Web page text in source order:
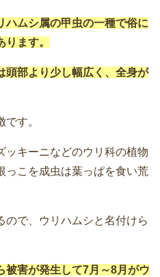
ハムシ属の甲虫の一種で俗に
ます。
頭部より少し幅広く、全身が
す。
ッキーニなどのウリ科の植物
っこを成虫は葉っぱを食い荒
ので、ウリハムシと名付けら
被害が発生して7月～8月がウ